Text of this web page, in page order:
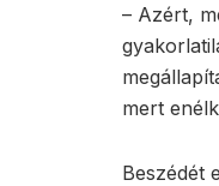
– Azért,
mert
Beszédét